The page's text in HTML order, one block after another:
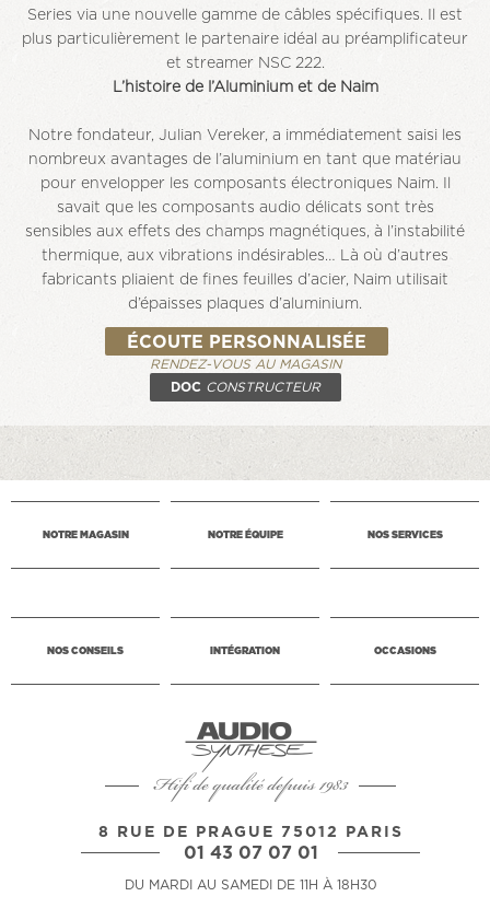
Series via une nouvelle gamme de câbles spécifiques. Il est
plus particulièrement le partenaire idéal au préamplificateur
et streamer NSC 222.
L’histoire de l’Aluminium et de Naim
Notre fondateur, Julian Vereker, a immédiatement saisi les
nombreux avantages de l’aluminium en tant que matériau
pour envelopper les composants électroniques Naim. Il
savait que les composants audio délicats sont très
sensibles aux effets des champs magnétiques, à l’instabilité
thermique, aux vibrations indésirables… Là où d’autres
fabricants pliaient de fines feuilles d’acier, Naim utilisait
d’épaisses plaques d’aluminium.
ÉCOUTE PERSONNALISÉE
RENDEZ-VOUS AU MAGASIN
DOC CONSTRUCTEUR
NOTRE MAGASIN NOTRE ÉQUIPE NOS SERVICES
NOS CONSEILS INTÉGRATION OCCASIONS
Hifi de qualité depuis 1983
8 RUE DE PRAGUE 75012 PARIS
01 43 07 07 01
DU MARDI AU SAMEDI DE 11H À 18H30